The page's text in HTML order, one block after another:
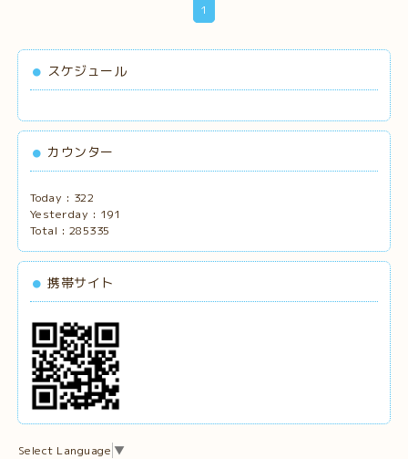
1
スケジュール
カウンター
Today : 322
Yesterday : 191
Total : 285335
携帯サイト
Select Language ▼